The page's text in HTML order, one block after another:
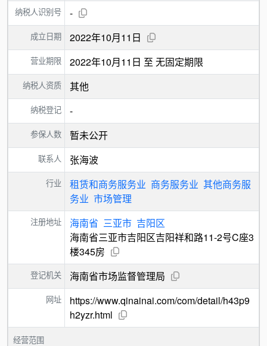
纳税人识别号 -
成立日期 2022年10月11日
营业期限 2022年10月11日 至 无固定期限
纳税人资质 其他
纳税登记 -
参保人数 暂未公开
联系人 张海波
行业 租赁和商务服务业 商务服务业 其他商务服
务业 市场管理
注册地址 海南省 三亚市 吉阳区
海南省三亚市吉阳区吉阳祥和路11-2号C座3
楼345房
登记机关 海南省市场监督管理局
网址
https://www.qinainai.com/com/detail/h43p9
h2yzr.html
经营范围